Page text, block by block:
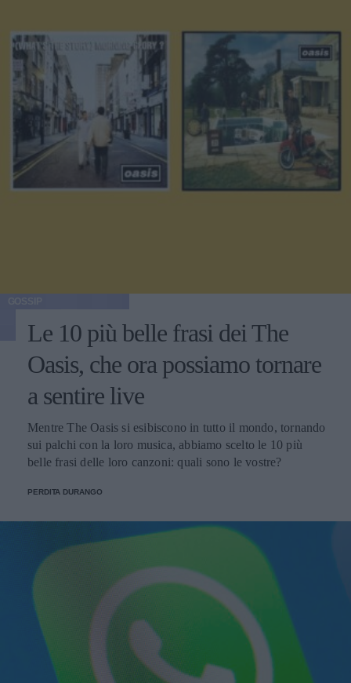
Le 10 più belle frasi dei The
Oasis, che ora possiamo tornare
a sentire live
Mentre The Oasis si esibiscono in tutto il mondo, tornando
sui palchi con la loro musica, abbiamo scelto le 10 più
belle frasi delle loro canzoni: quali sono le vostre?
PERDITA DURANGO